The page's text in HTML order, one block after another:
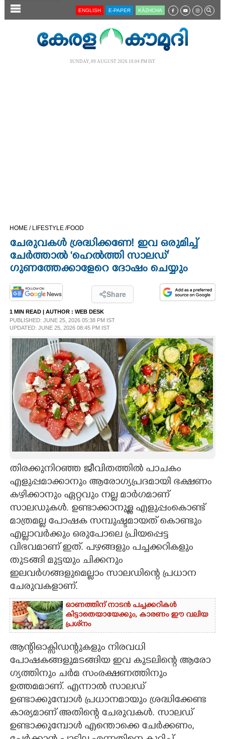
SECTIONS
OPINION
PHOTOS
LIFESTYLE
SPIRITUAL
INFO+
ART
ASTRO
CARTOONS
LITERATURE
ZOOM
CONTACT US
ENGLISH E-PAPER KĀZHCHA
SUNDAY, 09 AUGUST 2026 10.04 PM IST
HOME / LIFESTYLE /FOOD
ചേരുവകൾ ശ്രദ്ധിക്കണേ! ഇവ ഒരുമിച്ച്
ചേർത്താൽ 'ഹെൽത്തി സാലഡ്'
ഗുണത്തേക്കാളേറെ ദോഷം ചെയ്യും
Share
1 MIN READ | AUTHOR : WEB DESK
PUBLISHED: JUNE 25, 2026 05:38 PM IST
UPDATED: JUNE 25, 2026 08:45 PM IST
തിരക്കുനിറഞ്ഞ ജീവിതത്തിൽ പാചകം
എളുപ്പമാക്കാനും ആരോഗ്യപ്രദമായി ഭക്ഷണം
കഴിക്കാനും ഏറ്റവും നല്ല മാർഗമാണ്
സാലഡുകൾ. ഉണ്ടാക്കാനുള്ള എളുപ്പംകൊണ്ട്
മാത്രമല്ല പോഷക സമ്പുഷ്ടമായത് കൊണ്ടും
എല്ലാവർക്കും ഒരുപോലെ പ്രിയപ്പെട്ട
വിഭവമാണ് ഇത്. പഴങ്ങളും പച്ചക്കറികളും
തുടങ്ങി മുട്ടയും ചിക്കനും
ഇലവർഗങ്ങളുമെല്ലാം സാലഡിന്റെ പ്രധാന
ചേരുവകളാണ്.
ഓണത്തിന് നാടൻ പച്ചക്കറികൾ
കിട്ടാതെയായേക്കും, കാരണം ഈ വലിയ
പ്രശ്‌നം
ആന്റിഓക്സിഡന്റുകളും നിരവധി
പോഷകങ്ങളുമടങ്ങിയ ഇവ കുടലിന്റെ ആരോ​
ഗ്യത്തിനും ചർമ സംരക്ഷണത്തിനും
ഉത്തമമാണ്. എന്നാൽ സാലഡ്
ഉണ്ടാക്കുമ്പോൾ പ്രധാനമായും ശ്രദ്ധിക്കേണ്ട
കാര്യമാണ് അതിന്റെ ചേരുവകൾ. സാലഡ്
ഉണ്ടാക്കുമ്പോൾ എന്തൊക്കെ ചേർക്കണം,